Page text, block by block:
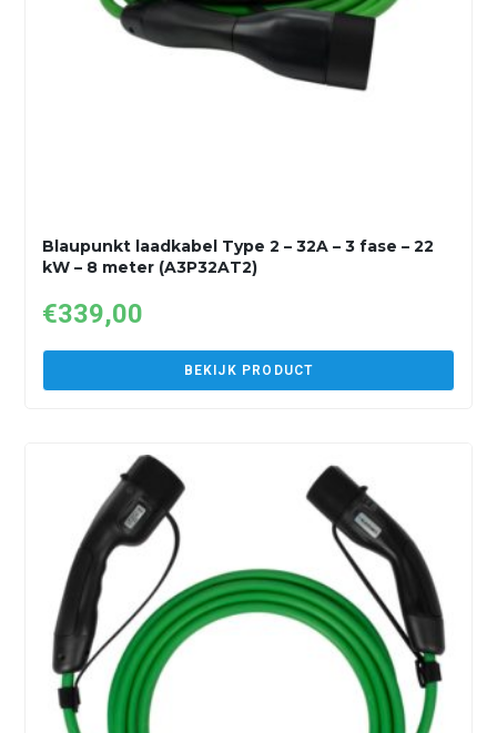
Blaupunkt laadkabel Type 2 – 32A – 3 fase – 22
kW – 8 meter (A3P32AT2)
€339,00
BEKIJK PRODUCT